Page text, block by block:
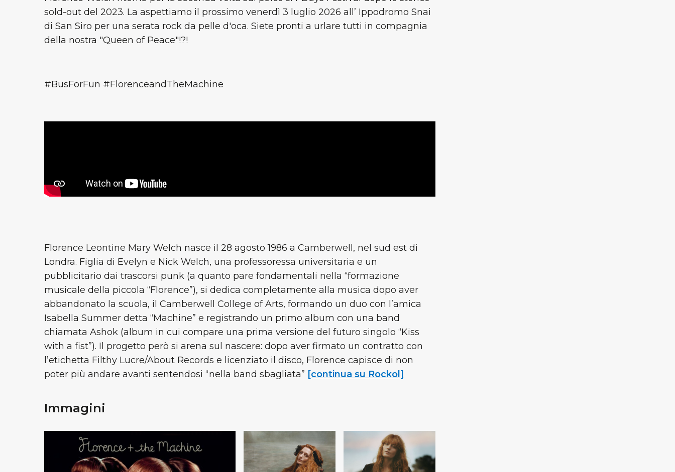
sold-out del 2023. La aspettiamo il prossimo venerdì 3 luglio 2026 all’ Ippodromo Snai
di San Siro per una serata rock da pelle d'oca. Siete pronti a urlare tutti in compagnia
della nostra "Queen of Peace"!?!
#BusForFun #FlorenceandTheMachine
Florence Leontine Mary Welch nasce il 28 agosto 1986 a Camberwell, nel sud est di
Londra. Figlia di Evelyn e Nick Welch, una professoressa universitaria e un
pubblicitario dai trascorsi punk (a quanto pare fondamentali nella “formazione
musicale della piccola “Florence”), si dedica completamente alla musica dopo aver
abbandonato la scuola, il Camberwell College of Arts, formando un duo con l’amica
Isabella Summer detta “Machine” e registrando un primo album con una band
chiamata Ashok (album in cui compare una prima versione del futuro singolo “Kiss
with a fist”). Il progetto però si arena sul nascere: dopo aver firmato un contratto con
l’etichetta Filthy Lucre/About Records e licenziato il disco, Florence capisce di non
poter più andare avanti sentendosi “nella band sbagliata” [continua su Rockol]
Immagini